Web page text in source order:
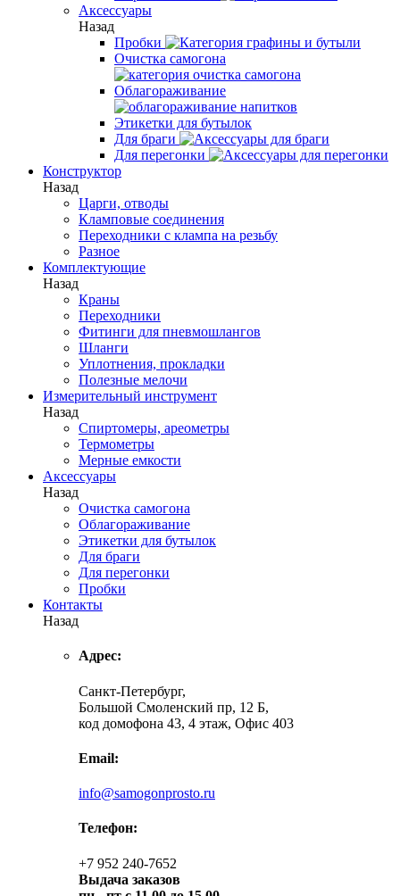
Аксессуары
Назад
Пробки
Очистка самогона
Облагораживание
Этикетки для бутылок
Для браги
Для перегонки
Конструктор
Назад
Царги, отводы
Кламповые соединения
Переходники с клампа на резьбу
Разное
Комплектующие
Назад
Краны
Переходники
Фитинги для пневмошлангов
Шланги
Уплотнения, прокладки
Полезные мелочи
Измерительный инструмент
Назад
Спиртомеры, ареометры
Термометры
Мерные емкости
Аксессуары
Назад
Очистка самогона
Облагораживание
Этикетки для бутылок
Для браги
Для перегонки
Пробки
Контакты
Назад
Адрес:
Санкт-Петербург,
Большой Смоленский пр, 12 Б,
код домофона 43, 4 этаж, Офис 403
Email:
info@samogonprosto.ru
Телефон:
+7 952 240-7652
Выдача заказов